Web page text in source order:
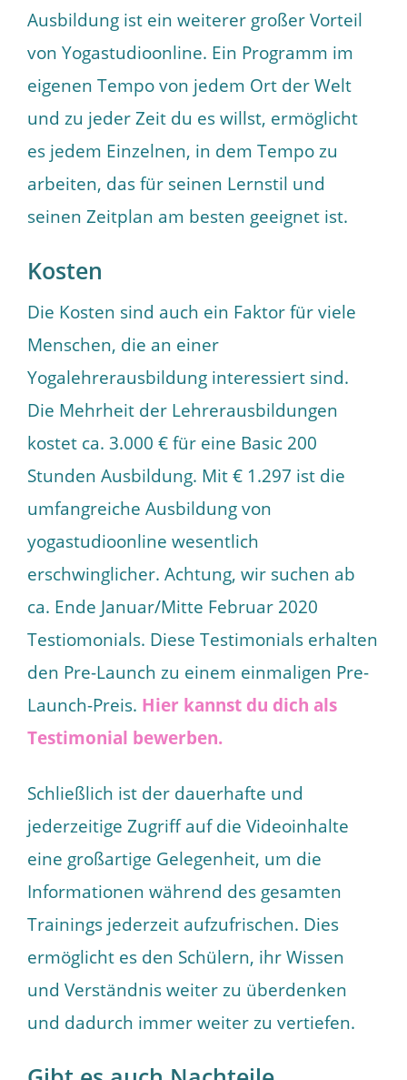
Ausbildung ist ein weiterer großer Vorteil
von Yogastudioonline. Ein Programm im
eigenen Tempo von jedem Ort der Welt
und zu jeder Zeit du es willst, ermöglicht
es jedem Einzelnen, in dem Tempo zu
arbeiten, das für seinen Lernstil und
seinen Zeitplan am besten geeignet ist.
Kosten
Die Kosten sind auch ein Faktor für viele
Menschen, die an einer
Yogalehrerausbildung interessiert sind.
Die Mehrheit der Lehrerausbildungen
kostet ca. 3.000 € für eine Basic 200
Stunden Ausbildung. Mit € 1.297 ist die
umfangreiche Ausbildung von
yogastudioonline wesentlich
erschwinglicher. Achtung, wir suchen ab
ca. Ende Januar/Mitte Februar 2020
Testiomonials. Diese Testimonials erhalten
den Pre-Launch zu einem einmaligen Pre-
Launch-Preis. Hier kannst du dich als
Testimonial bewerben.
Schließlich ist der dauerhafte und
jederzeitige Zugriff auf die Videoinhalte
eine großartige Gelegenheit, um die
Informationen während des gesamten
Trainings jederzeit aufzufrischen. Dies
ermöglicht es den Schülern, ihr Wissen
und Verständnis weiter zu überdenken
und dadurch immer weiter zu vertiefen.